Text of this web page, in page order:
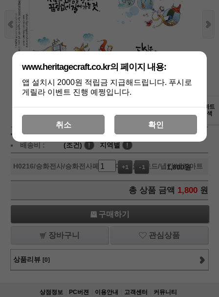
상세보기
상품가 : 1,800원
배송비 :
(조건) ! 지역별 !
H0216/승화전사/승화전사페이퍼/머그컵/칩보드/냅킨/냅킨아트
+1 -1 1,800원
총 상품 금액 1,800 원
구매하기
장바구니 관심상품
상품리뷰 [0]
상점정보 PC버젼 이용안내 고객센터 커뮤니티
www.heritagecraft.co.kr의 페이지 내용:
앱 설치시 2000원 적립금 지급해드립니다. 푸시로
게릴라 이벤트 진행 예쩡입니다.
취소 확인